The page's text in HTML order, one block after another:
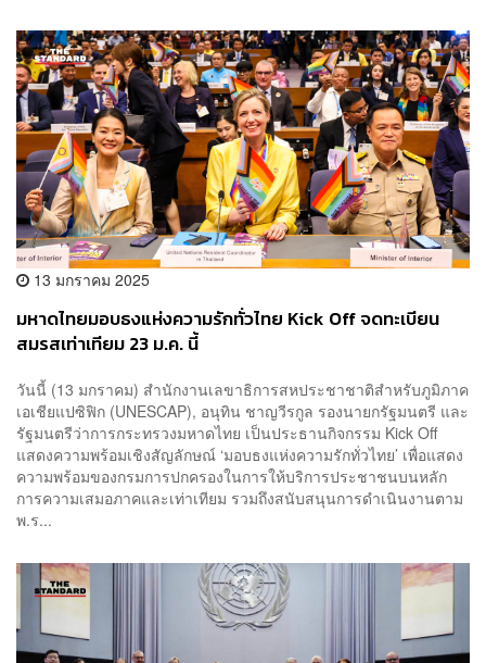
13 มกราคม 2025
มหาดไทยมอบธงแห่งความรักทั่วไทย Kick Off จดทะเบียน
สมรสเท่าเทียม 23 ม.ค. นี้
วันนี้ (13 มกราคม) สำนักงานเลขาธิการสหประชาชาติสำหรับภูมิภาค
เอเชียแปซิฟิก (UNESCAP), อนุทิน ชาญวีรกูล รองนายกรัฐมนตรี และ
รัฐมนตรีว่าการกระทรวงมหาดไทย เป็นประธานกิจกรรม Kick Off
แสดงความพร้อมเชิงสัญลักษณ์ ‘มอบธงแห่งความรักทั่วไทย’ เพื่อแสดง
ความพร้อมของกรมการปกครองในการให้บริการประชาชนบนหลัก
การความเสมอภาคและเท่าเทียม รวมถึงสนับสนุนการดำเนินงานตาม
พ.ร...